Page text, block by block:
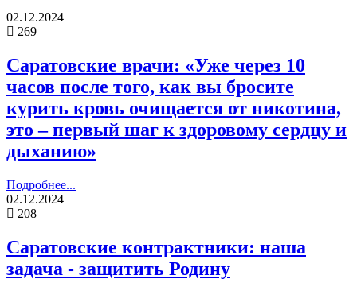
02.12.2024
269
Саратовские врачи: «Уже через 10
часов после того, как вы бросите
курить кровь очищается от никотина,
это – первый шаг к здоровому сердцу и
дыханию»
Подробнее...
02.12.2024
208
Саратовские контрактники: наша
задача - защитить Родину